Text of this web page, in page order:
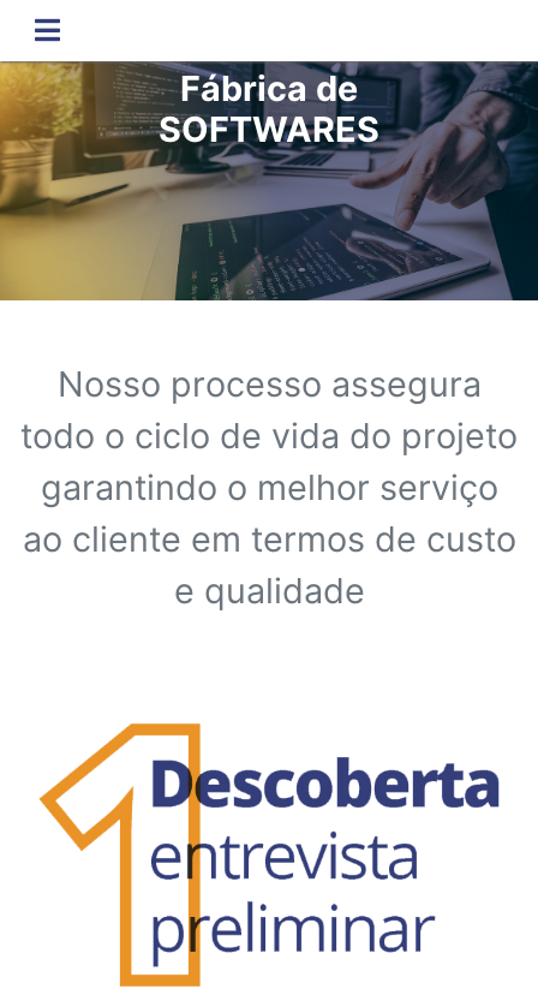
Fábrica de
SOFTWARES
Nosso processo assegura
todo o ciclo de vida do projeto
garantindo o melhor serviço
ao cliente em termos de custo
e qualidade